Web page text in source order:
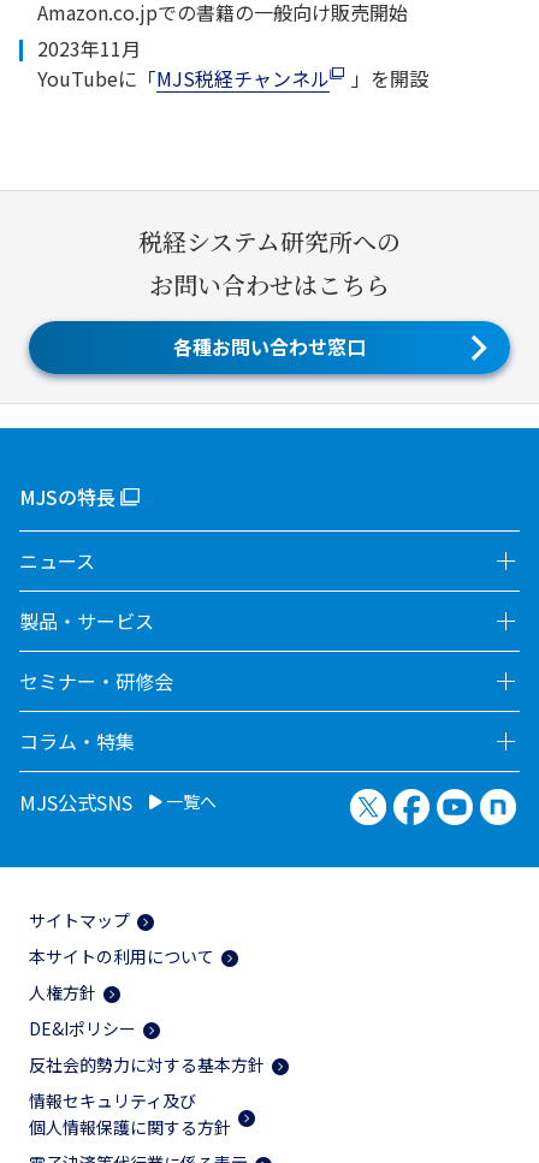
Amazon.co.jpでの書籍の一般向け販売開始
2023年11月
YouTubeに「MJS税経チャンネル 」を開設
税経システム研究所への
お問い合わせはこちら
各種お問い合わせ窓口
MJSの特長
ニュース
製品・サービス
セミナー・研修会
コラム・特集
MJS公式SNS 一覧へ X（旧Twitter）
Facebook
サイトマップ
本サイトの利用について
人権方針
DE&Iポリシー
反社会的勢力に対する基本方針
情報セキュリティ及び
個人情報保護に関する方針